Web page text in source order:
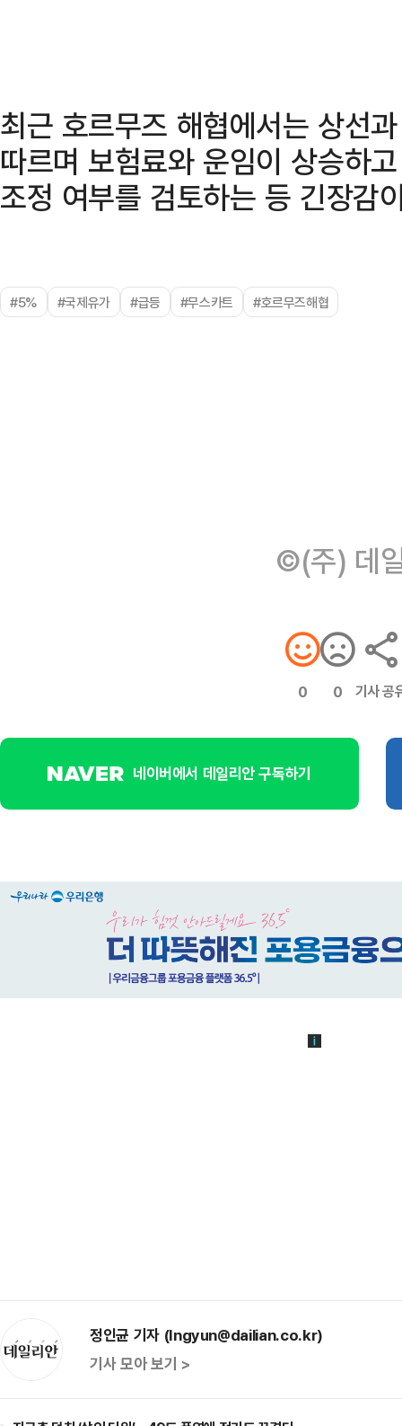
최근 호르무즈 해협에서는 상선
따르며 보험료와 운임이 상승하
조정 여부를 검토하는 등 긴장감
#5% #국제유가 #급등 #무스카트 #호르무즈해협
©(주) 데
0 0 기사 공
네이버에서 데일리안 구독하기
정인균 기자 (Ingyun@dailian.co.kr)
기사 모아 보기 >